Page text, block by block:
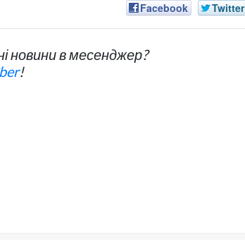
Facebook Twitter
новини в месенджер?
!